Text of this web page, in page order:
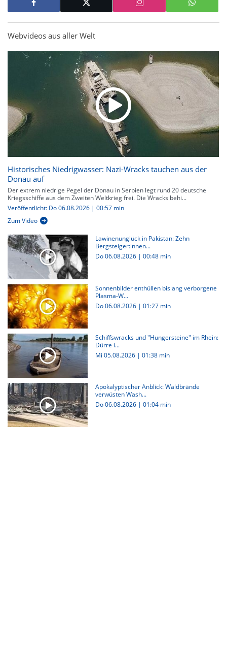
Webvideos aus aller Welt
Historisches Niedrigwasser: Nazi-Wracks tauchen aus der
Donau auf
Der extrem niedrige Pegel der Donau in Serbien legt rund 20 deutsche
Kriegsschiffe aus dem Zweiten Weltkrieg frei. Die Wracks behi...
Veröffentlicht: Do 06.08.2026 | 00:57 min
Zum Video
Lawinenunglück in Pakistan: Zehn
Bergsteiger:innen...
Do 06.08.2026 | 00:48 min
Sonnenbilder enthüllen bislang verborgene
Plasma-W...
Do 06.08.2026 | 01:27 min
Schiffswracks und "Hungersteine" im Rhein:
Dürre i...
Mi 05.08.2026 | 01:38 min
Apokalyptischer Anblick: Waldbrände
verwüsten Wash...
Do 06.08.2026 | 01:04 min